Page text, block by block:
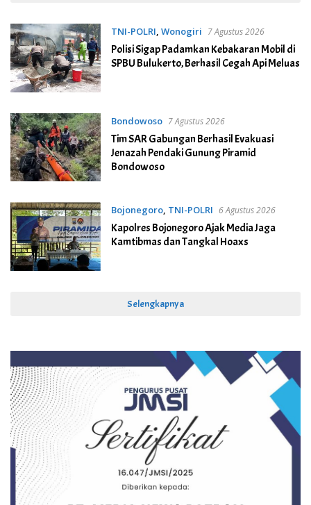
TNI-POLRI, Wonogiri 7 Agustus 2026
Polisi Sigap Padamkan Kebakaran Mobil di
SPBU Bulukerto, Berhasil Cegah Api Meluas
Bondowoso 7 Agustus 2026
Tim SAR Gabungan Berhasil Evakuasi
Jenazah Pendaki Gunung Piramid
Bondowoso
Bojonegoro, TNI-POLRI 6 Agustus 2026
Kapolres Bojonegoro Ajak Media Jaga
Kamtibmas dan Tangkal Hoaxs
Selengkapnya